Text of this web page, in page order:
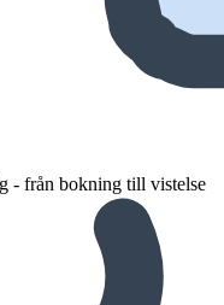
- från bokning till vistelse